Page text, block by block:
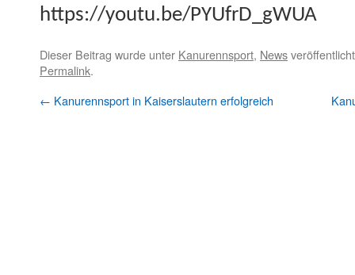
https://youtu.be/PYUfrD_gWUA
Dieser Beitrag wurde unter Kanurennsport, News
Permalink.
← Kanurennsport in Kaiserslautern erfolgreich